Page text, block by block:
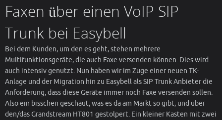
Faxen über einen VoIP SIP
Trunk bei Easybell
Bei dem Kunden, um den es geht, stehen mehrere
Multifunktionsgeräte, die auch Faxe versenden können. Dies wird
auch intensiv genutzt. Nun haben wir im Zuge einer neuen TK-
Anlage und der Migration hin zu Easybell als SIP Trunk Anbieter die
Anforderung, dass diese Geräte immer noch Faxe versenden sollen.
Also ein bisschen geschaut, was es da am Markt so gibt, und über
den/das Grandstream HT801 gestolpert. Ein kleiner Kasten mit zwei